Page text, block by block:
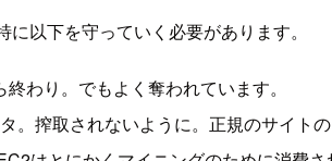
に以下を守っていく必要があります。
わり。でもよく奪われています。
。搾取されないように。正規のサイト